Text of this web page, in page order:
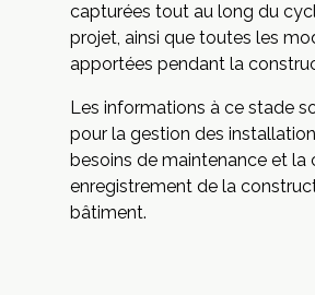
capturées tout au long du
projet, ainsi que toutes les
apportées pendant la
Les informations à ce stade
pour la gestion des
besoins de maintenance et la
enregistrement de la
bâtiment.